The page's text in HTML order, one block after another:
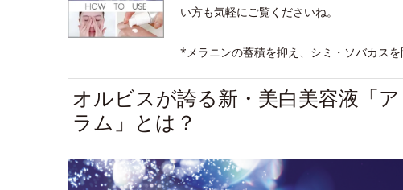
い方も気軽にご覧くださいね。
*メラニンの蓄積を抑え、シミ・ソバカスを
オルビスが誇る新・美白美容液「
ラム」とは？